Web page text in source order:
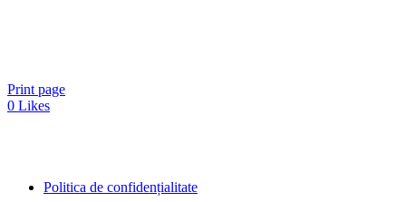
Print page
0 Likes
Politica de confidențialitate